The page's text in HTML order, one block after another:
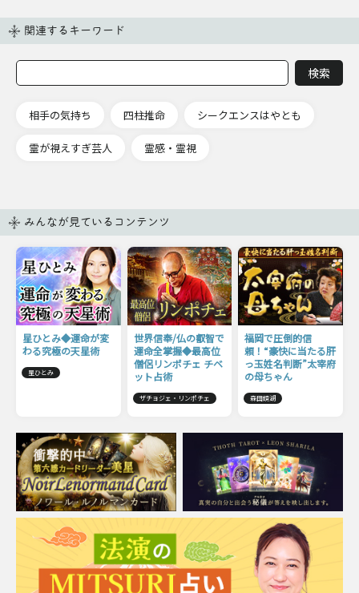
関連するキーワード
相手の気持ち 四柱推命 シークエンスはやとも
霊が視えすぎ芸人 霊感・霊視
みんなが見ているコンテンツ
星ひとみ◆運命が変
わる究極の天星術
星ひとみ
世界信奉/仏の叡智で
運命全掌握◆最高位
僧侶リンポチェ チベ
ット占術
ザチョジェ・リンポチェ
福岡で圧倒的信
頼！“豪快に当たる肝
っ玉姓名判断”太宰府
の母ちゃん
森田鏡湖